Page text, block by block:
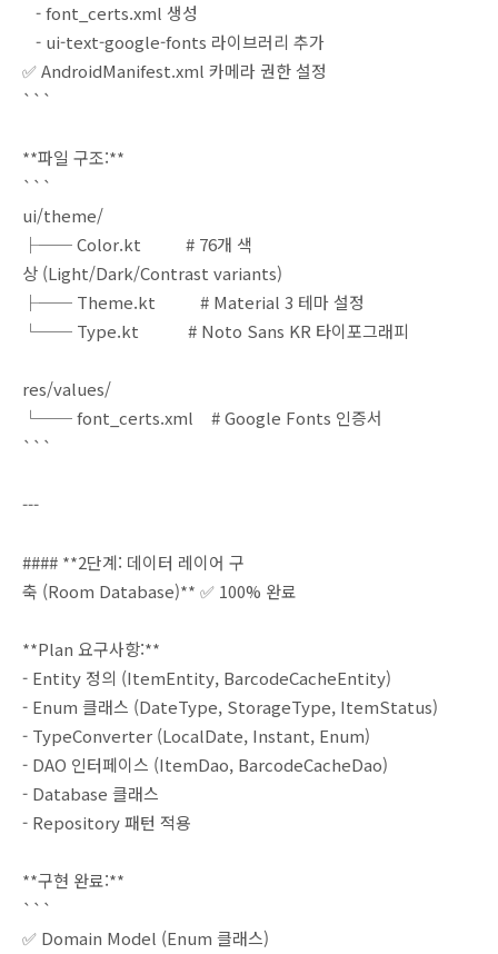
- font_certs.xml 생성
- ui-text-google-fonts 라이브러리 추가
✅ AndroidManifest.xml 카메라 권한 설정
```
**파일 구조:**
```
ui/theme/
├── Color.kt # 76개 색
상 (Light/Dark/Contrast variants)
├── Theme.kt # Material 3 테마 설정
└── Type.kt # Noto Sans KR 타이포그래피
res/values/
└── font_certs.xml # Google Fonts 인증서
```
---
#### **2단계: 데이터 레이어 구
축 (Room Database)** ✅ 100% 완료
**Plan 요구사항:**
- Entity 정의 (ItemEntity, BarcodeCacheEntity)
- Enum 클래스 (DateType, StorageType, ItemStatus)
- TypeConverter (LocalDate, Instant, Enum)
- DAO 인터페이스 (ItemDao, BarcodeCacheDao)
- Database 클래스
- Repository 패턴 적용
**구현 완료:**
```
✅ Domain Model (Enum 클래스)